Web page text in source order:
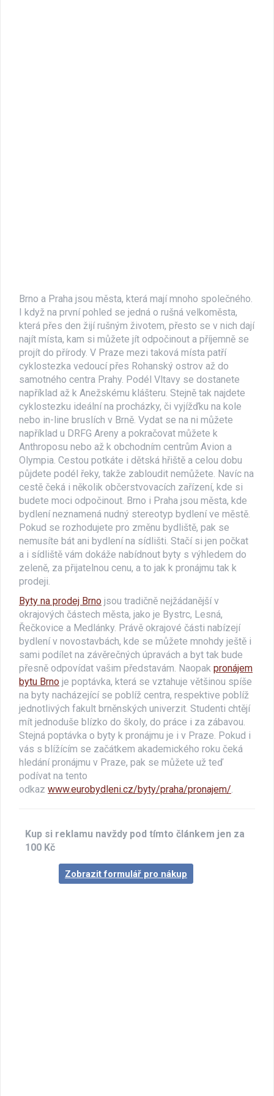
Brno a Praha jsou města, která mají mnoho společného.
I když na první pohled se jedná o rušná velkoměsta,
která přes den žijí rušným životem, přesto se v nich dají
najít místa, kam si můžete jít odpočinout a příjemně se
projít do přírody. V Praze mezi taková místa patří
cyklostezka vedoucí přes Rohanský ostrov až do
samotného centra Prahy. Podél Vltavy se dostanete
například až k Anežskému klášteru. Stejně tak najdete
cyklostezku ideální na procházky, či vyjížďku na kole
nebo in-line bruslích v Brně. Vydat se na ni můžete
například u DRFG Areny a pokračovat můžete k
Anthroposu nebo až k obchodním centrům Avion a
Olympia. Cestou potkáte i dětská hřiště a celou dobu
půjdete podél řeky, takže zabloudit nemůžete. Navíc na
cestě čeká i několik občerstvovacích zařízení, kde si
budete moci odpočinout. Brno i Praha jsou města, kde
bydlení neznamená nudný stereotyp bydlení ve městě.
Pokud se rozhodujete pro změnu bydliště, pak se
nemusíte bát ani bydlení na sídlišti. Stačí si jen počkat
a i sídliště vám dokáže nabídnout byty s výhledem do
zeleně, za přijatelnou cenu, a to jak k pronájmu tak k
prodeji.
Byty na prodej Brno jsou tradičně nejžádanější v
okrajových částech města, jako je Bystrc, Lesná,
Řečkovice a Medlánky. Právě okrajové části nabízejí
bydlení v novostavbách, kde se můžete mnohdy ještě i
sami podílet na závěrečných úpravách a byt tak bude
přesně odpovídat vašim představám. Naopak pronájem
bytu Brno je poptávka, která se vztahuje většinou spíše
na byty nacházející se poblíž centra, respektive poblíž
jednotlivých fakult brněnských univerzit. Studenti chtějí
mít jednoduše blízko do školy, do práce i za zábavou.
Stejná poptávka o byty k pronájmu je i v Praze. Pokud i
vás s blížícím se začátkem akademického roku čeká
hledání pronájmu v Praze, pak se můžete už teď
podívat na tento
odkaz www.eurobydleni.cz/byty/praha/pronajem/.
Kup si reklamu navždy pod tímto článkem jen za
100 Kč
Zobrazit formulář pro nákup